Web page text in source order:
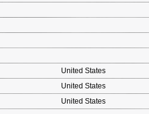
United States
United States
United States